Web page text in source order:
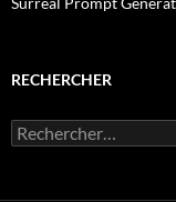
RECHERCHER
Rechercher :